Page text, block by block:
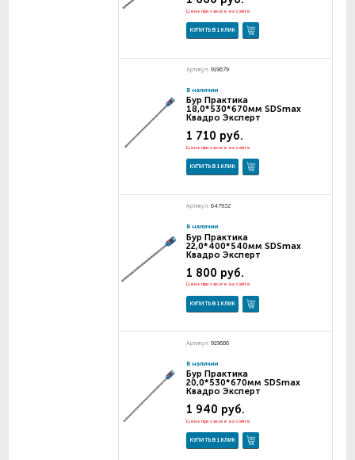
Цена при заказе на сайте
КУПИТЬ В 1 КЛИК
Артикул: 919679
В наличии
Бур Практика
18,0*530*670мм SDSmax
Квадро Эксперт
1 710 руб.
Цена при заказе на сайте
КУПИТЬ В 1 КЛИК
Артикул: 647932
В наличии
Бур Практика
22,0*400*540мм SDSmax
Квадро Эксперт
1 800 руб.
Цена при заказе на сайте
КУПИТЬ В 1 КЛИК
Артикул: 919686
В наличии
Бур Практика
20,0*530*670мм SDSmax
Квадро Эксперт
1 940 руб.
Цена при заказе на сайте
КУПИТЬ В 1 КЛИК